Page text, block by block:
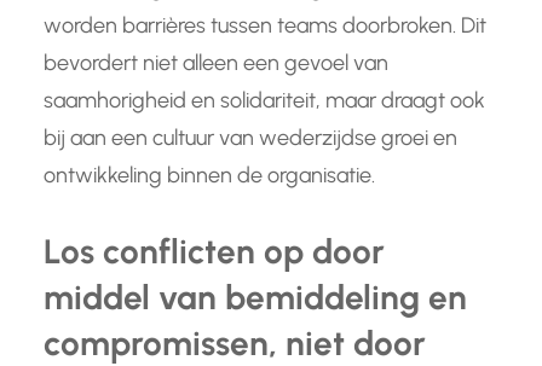
worden barrières tussen teams doorbroken. Dit
bevordert niet alleen een gevoel van
saamhorigheid en solidariteit, maar draagt ook
bij aan een cultuur van wederzijdse groei en
ontwikkeling binnen de organisatie.
Los conflicten op door
middel van bemiddeling en
compromissen, niet door